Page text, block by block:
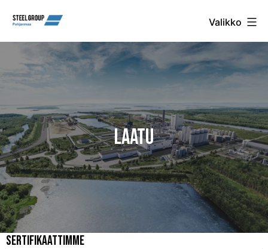
sisältöön
Group
Pohjanmaa
Valikko
Laatu
Sertifikaattimme